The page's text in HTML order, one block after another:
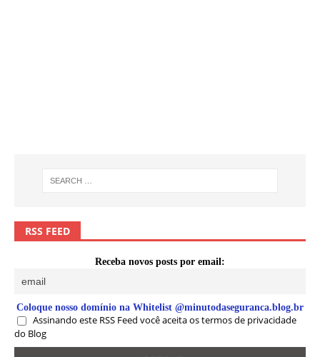
RSS FEED
Receba novos posts por email:
Coloque nosso domínio na Whitelist @minutodaseguranca.blog.br
Assinando este RSS Feed você aceita os termos de privacidade
do Blog